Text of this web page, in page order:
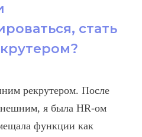
стать
рекрутером. После
я была HR-ом
функции как